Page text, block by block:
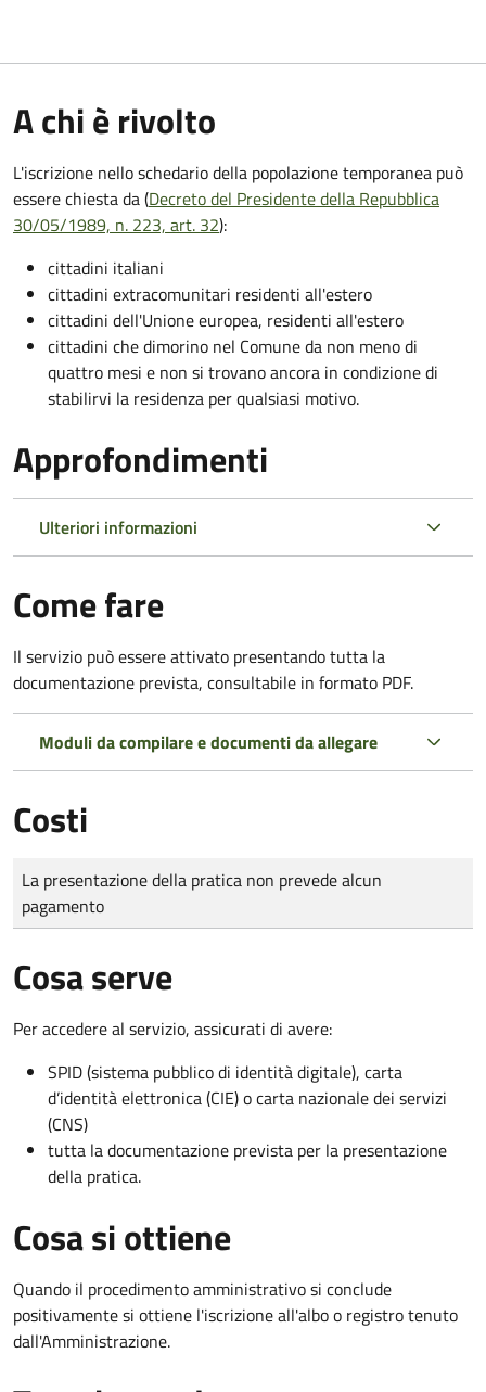
A chi è rivolto
L'iscrizione nello schedario della popolazione temporanea può
essere chiesta da (Decreto del Presidente della Repubblica
30/05/1989, n. 223, art. 32):
cittadini italiani
cittadini extracomunitari residenti all'estero
cittadini dell'Unione europea, residenti all'estero
cittadini che dimorino nel Comune da non meno di
quattro mesi e non si trovano ancora in condizione di
stabilirvi la residenza per qualsiasi motivo.
Approfondimenti
Ulteriori informazioni
Come fare
Il servizio può essere attivato presentando tutta la
documentazione prevista, consultabile in formato PDF.
Moduli da compilare e documenti da allegare
Costi
Tipo di pagamento
Importo
La presentazione della pratica non prevede alcun
pagamento
Cosa serve
Per accedere al servizio, assicurati di avere:
SPID (sistema pubblico di identità digitale), carta
d’identità elettronica (CIE) o carta nazionale dei servizi
(CNS)
tutta la documentazione prevista per la presentazione
della pratica.
Cosa si ottiene
Quando il procedimento amministrativo si conclude
positivamente si ottiene l'iscrizione all'albo o registro tenuto
dall'Amministrazione.